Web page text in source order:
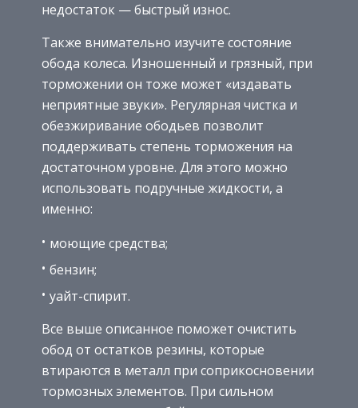
недостаток — быстрый износ.
Также внимательно изучите состояние
обода колеса. Изношенный и грязный, при
торможении он тоже может «издавать
неприятные звуки». Регулярная чистка и
обезжиривание ободьев позволит
поддерживать степень торможения на
достаточном уровне. Для этого можно
использовать подручные жидкости, а
именно:
моющие средства;
бензин;
уайт-спирит.
Все выше описанное поможет очистить
обод от остатков резины, которые
втираются в металл при соприкосновении
тормозных элементов. При сильном